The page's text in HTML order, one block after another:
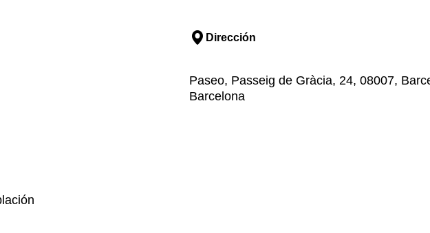
Dirección
Paseo, Passeig de Gràcia, 24, 08007,
Barcelona